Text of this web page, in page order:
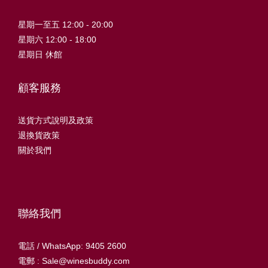
星期一至五 12:00 - 20:00
星期六 12:00 - 18:00
星期日 休館
顧客服務
送貨方式說明及政策
退換貨政策
關於我們
聯絡我們
電話 / WhatsApp: 9405 2600
電郵 : Sale@winesbuddy.com